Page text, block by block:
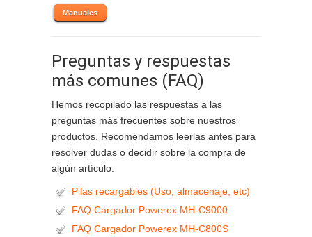
Manuales
Preguntas y respuestas
más comunes (FAQ)
Hemos recopilado las respuestas a las
preguntas más frecuentes sobre nuestros
productos. Recomendamos leerlas antes para
resolver dudas o decidir sobre la compra de
algún artículo.
Pilas recargables (Uso, almacenaje, etc)
FAQ Cargador Powerex MH-C9000
FAQ Cargador Powerex MH-C800S